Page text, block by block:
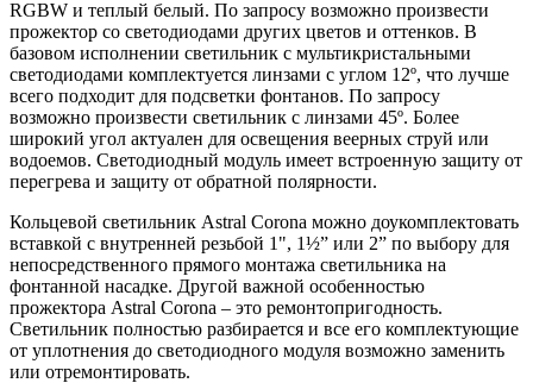
RGBW и теплый белый. По запросу возможно произвести
прожектор со светодиодами других цветов и оттенков. В
базовом исполнении светильник с мультикристальными
светодиодами комплектуется линзами с углом 12º, что лучше
всего подходит для подсветки фонтанов. По запросу
возможно произвести светильник с линзами 45º. Более
широкий угол актуален для освещения веерных струй или
водоемов. Светодиодный модуль имеет встроенную защиту от
перегрева и защиту от обратной полярности.
Кольцевой светильник Astral Corona можно доукомплектовать
вставкой с внутренней резьбой 1", 1½” или 2” по выбору для
непосредственного прямого монтажа светильника на
фонтанной насадке. Другой важной особенностью
прожектора Astral Corona – это ремонтопригодность.
Светильник полностью разбирается и все его комплектующие
от уплотнения до светодиодного модуля возможно заменить
или отремонтировать.